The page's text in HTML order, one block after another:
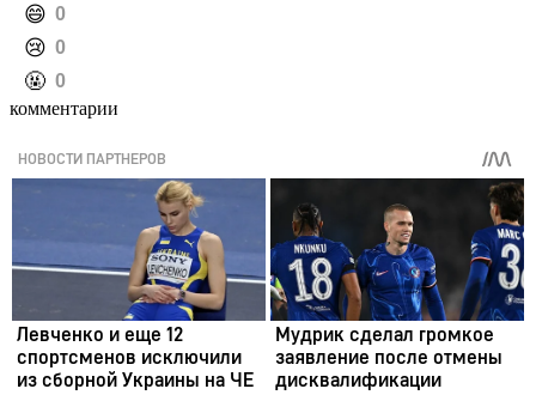
️😄 0
️😢 0
️🤬 0
комментарии